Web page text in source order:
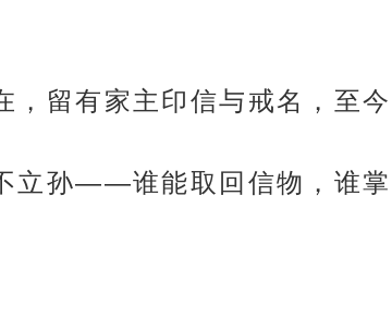
，留有家主印信与戒名，至
立孙——谁能取回信物，谁